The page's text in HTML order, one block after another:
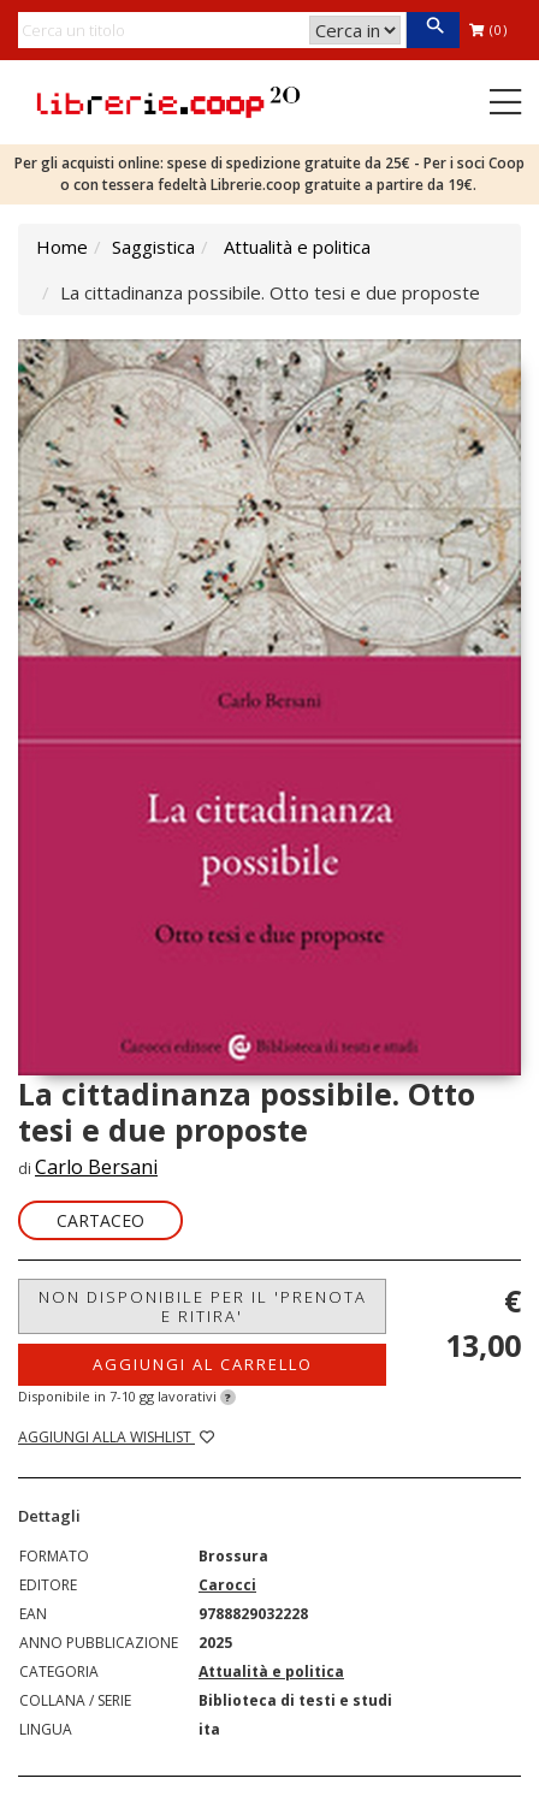
(0)
Per gli acquisti online: spese di spedizione gratuite da 25€ - Per i soci Coop
o con tessera fedeltà Librerie.coop gratuite a partire da 19€.
Home Saggistica
Attualità e politica
La cittadinanza possibile. Otto tesi e due proposte
La cittadinanza possibile. Otto
tesi e due proposte
di Carlo Bersani
CARTACEO
NON DISPONIBILE PER IL 'PRENOTA
E RITIRA'
AGGIUNGI AL CARRELLO
Disponibile in 7-10 gg lavorativi ?
AGGIUNGI ALLA WISHLIST
€
13,00
Dettagli
FORMATO
Brossura
EDITORE
Carocci
EAN
9788829032228
ANNO PUBBLICAZIONE
2025
CATEGORIA
Attualità e politica
COLLANA / SERIE
Biblioteca di testi e studi
LINGUA
ita